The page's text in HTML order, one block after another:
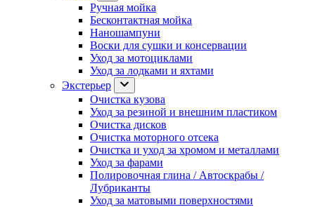
Ручная мойка
Бесконтактная мойка
Наношампуни
Воски для сушки и консервации
Уход за мотоциклами
Уход за лодками и яхтами
Экстерьер
Очистка кузова
Уход за резиной и внешним пластиком
Очистка дисков
Очистка моторного отсека
Очистка и уход за хромом и металлами
Уход за фарами
Полировочная глина / Автоскрабы /
Лубриканты
Уход за матовыми поверхностями